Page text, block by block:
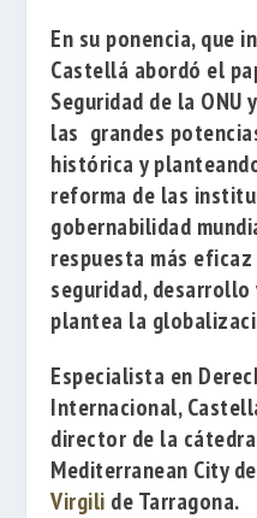
En su ponencia, que
Castellá abordó el
Seguridad de la ONU
las grandes
histórica y
reforma de las
gobernabilidad
respuesta más
seguridad,
plantea la
Especialista en
Internacional,
director de la cátedra
Mediterranean City
Virgili de Tarragona.